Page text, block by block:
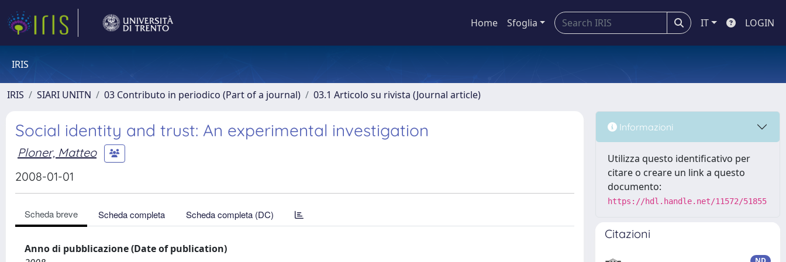
Home Sfoglia IT LOGIN
IRIS
IRIS SIARI UNITN 03 Contributo in periodico (Part of a journal) 03.1 Articolo su rivista (Journal article)
Social identity and trust: An experimental investigation
Ploner, Matteo
2008-01-01
Scheda breve Scheda completa Scheda completa (DC)
Anno di pubblicazione (Date of publication)
Informazioni
Utilizza questo identificativo per
citare o creare un link a questo
documento:
https://hdl.handle.net/11572/51855
Citazioni